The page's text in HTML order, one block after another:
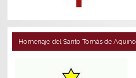
Homenaje del Santo Tomás de Aquino